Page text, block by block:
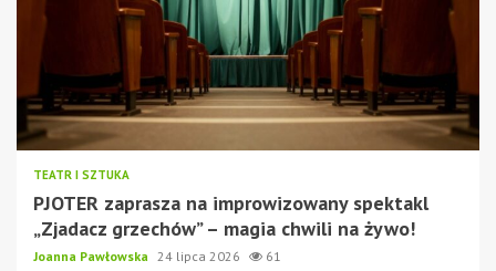
TEATR I SZTUKA
PJOTER zaprasza na improwizowany spektakl
„Zjadacz grzechów” – magia chwili na żywo!
Joanna Pawłowska 24 lipca 2026 61